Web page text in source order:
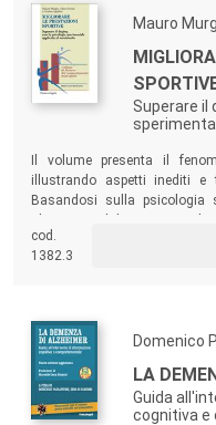
Mauro
Superare il
Il volume presenta il
illustrando aspetti inediti e
Basandosi sulla psicologia
della salute e dell’etica
sportivi, atleti e psicologi.
cod.
1382.3
Domenico
LA
Guida
cognitiva